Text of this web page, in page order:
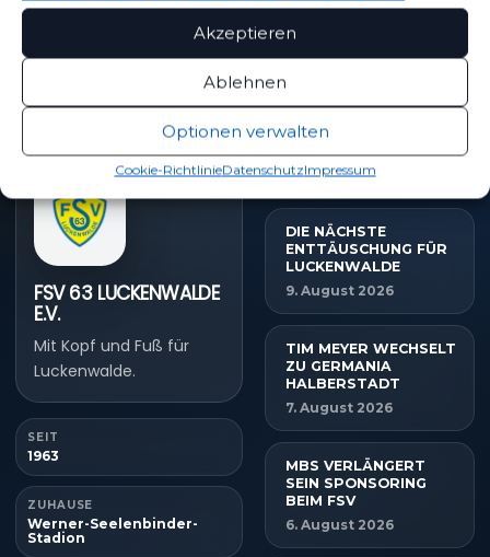
Akzeptieren
Ablehnen
Optionen verwalten
Cookie-RichtlinieDatenschutzImpressum
PARTNER WERDEN
Sponsoring & Netzwerk
FSV 63 LUCKENWALDE
E.V.
Mit Kopf und Fuß für
Luckenwalde.
SEIT
1963
ZUHAUSE
Werner-Seelenbinder-
Stadion
NEUESTE NACHRICHTEN
DIE NÄCHSTE
ENTTÄUSCHUNG FÜR
LUCKENWALDE
9. August 2026
TIM MEYER WECHSELT
ZU GERMANIA
HALBERSTADT
7. August 2026
MBS VERLÄNGERT
SEIN SPONSORING
BEIM FSV
6. August 2026